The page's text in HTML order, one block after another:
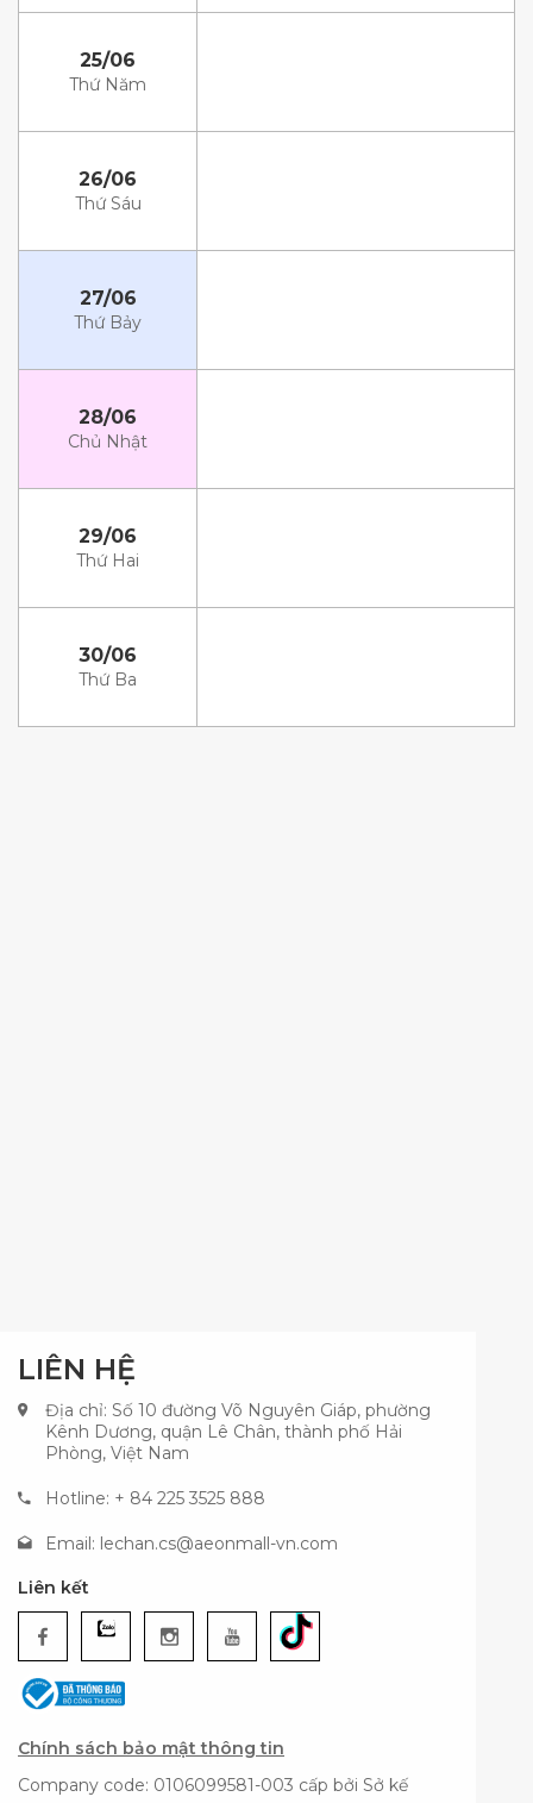
25/06
Thứ Năm
26/06
Thứ Sáu
27/06
Thứ Bảy
28/06
Chủ Nhật
29/06
Thứ Hai
30/06
Thứ Ba
LIÊN HỆ
Địa chỉ: Số 10 đường Võ Nguyên Giáp, phường
Kênh Dương, quận Lê Chân, thành phố Hải
Phòng, Việt Nam
Hotline: + 84 225 3525 888
Email: lechan.cs@aeonmall-vn.com
Liên kết
Chính sách bảo mật thông tin
Company code: 0106099581-003 cấp bởi Sở kế